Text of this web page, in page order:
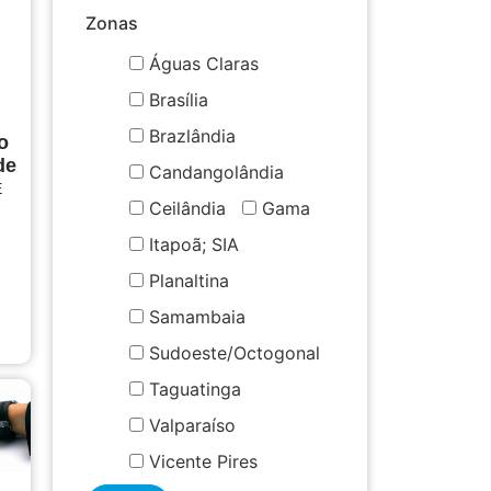
Zonas
Águas Claras
Brasília
Brazlândia
Candangolândia
Ceilândia
Gama
Itapoã; SIA
Planaltina
Samambaia
Sudoeste/Octogonal
Taguatinga
Valparaíso
Vicente Pires